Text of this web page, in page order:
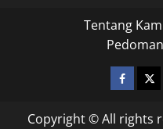
Tentang
facebook
Copyright © All rights